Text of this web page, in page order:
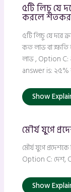
৫টি লিচু যে
করলে
৫টি লিচু যে দরে
কত লাভ বা
লাভ , Option
answer is: ২৫%
Show
মৌর্য যুগে
মৌর্য যুগে
Option C: দেশ,
Show